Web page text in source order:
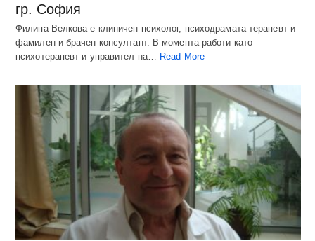
гр. София
Филипа Велкова е клиничен психолог, психодрамата терапевт и
фамилен и брачен консултант. В момента работи като
психотерапевт и управител на…
Read More